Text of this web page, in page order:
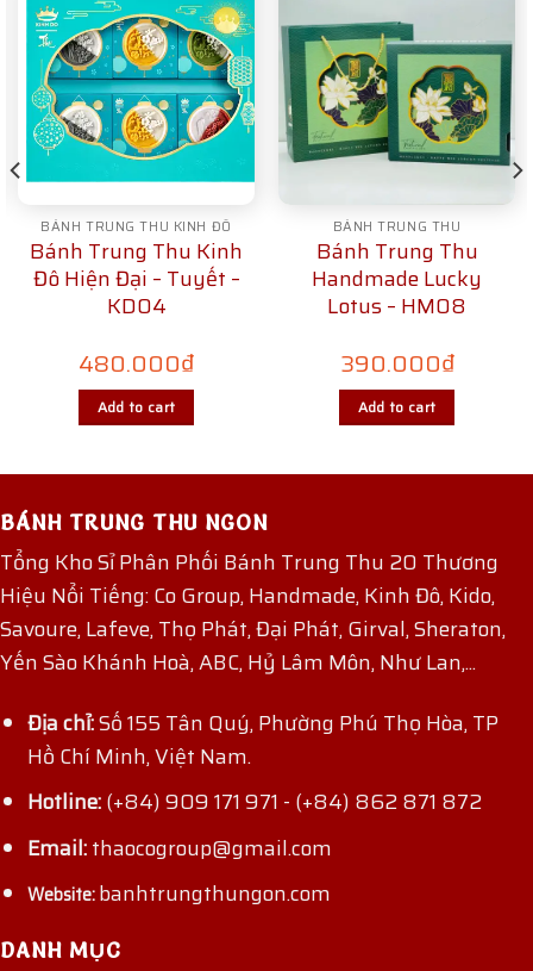
BÁNH TRUNG THU KINH ĐÔ
Bánh Trung Thu Kinh
Đô Hiện Đại – Tuyết –
KD04
480.000₫
Add to cart
BÁNH TRUNG THU
Bánh Trung Thu
Handmade Lucky
Lotus – HM08
390.000₫
Add to cart
BÁNH TRUNG THU NGON
Tổng Kho Sỉ Phân Phối Bánh Trung Thu 20 Thương
Hiệu Nổi Tiếng: Co Group, Handmade, Kinh Đô, Kido,
Savoure, Lafeve, Thọ Phát, Đại Phát, Girval, Sheraton,
Yến Sào Khánh Hoà, ABC, Hỷ Lâm Môn, Như Lan,...
Địa chỉ:Số 155 Tân Quý, Phường Phú Thọ Hòa, TP
Hồ Chí Minh, Việt Nam.
Hotline:(+84) 909 171 971 - (+84) 862 871 872
Email:thaocogroup@gmail.com
Website:banhtrungthungon.com
DANH MỤC